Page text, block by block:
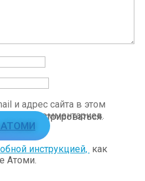
и адрес сайта в этом
моих комментариев.
зарегистрироваться.
АТОМИ
инструкцией, как
Атоми.